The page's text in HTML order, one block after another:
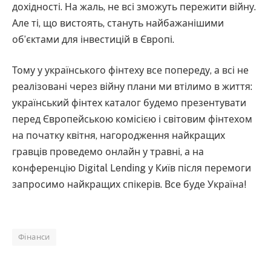
дохідності. На жаль, не всі зможуть пережити війну.
Але ті, що вистоять, стануть найбажанішими
об’єктами для інвестицій в Європі.
Тому у українського фінтеху все попереду, а всі не
реалізовані через війну плани ми втілимо в життя:
український фінтех каталог будемо презентувати
перед Європейською комісією і світовим фінтехом
на початку квітня, нагородження найкращих
гравців проведемо онлайн у травні, а на
конференцію Digital Lending у Київ після перемоги
запросимо найкращих спікерів. Все буде Україна!
Фінанси